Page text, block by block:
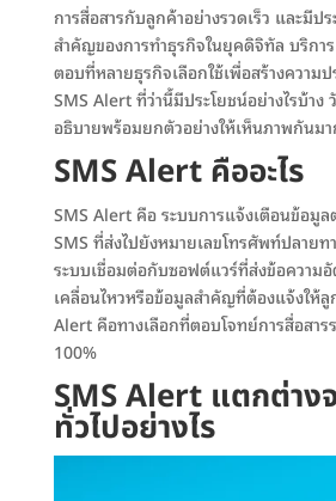
การสื่อสารกับลูกค้าอย่างรวดเร็ว และมีป
สำคัญของการทำธุรกิจในยุคดิจิทัล บริกา
ตอบที่หลายธุรกิจเลือกใช้เพื่อสร้างความป
SMS Alert ที่ว่านี้มีประโยชน์อย่างไรบ้าง
อธิบายพร้อมยกตัวอย่างให้เห็นภาพกันม
SMS Alert คืออะไร
SMS Alert คือ ระบบการแจ้งเตือนข้อมูล
SMS ที่ส่งไปยังหมายเลขโทรศัพท์ปลายท
ระบบเชื่อมต่อกับซอฟต์แวร์ที่ส่งข้อความ
เคลื่อนไหวหรือข้อมูลสำคัญที่ต้องแจ้งให้ลู
Alert คือทางเลือกที่ตอบโจทย์การสื่อสาร
100%
SMS Alert แตกต่าง
ทั่วไปอย่างไร